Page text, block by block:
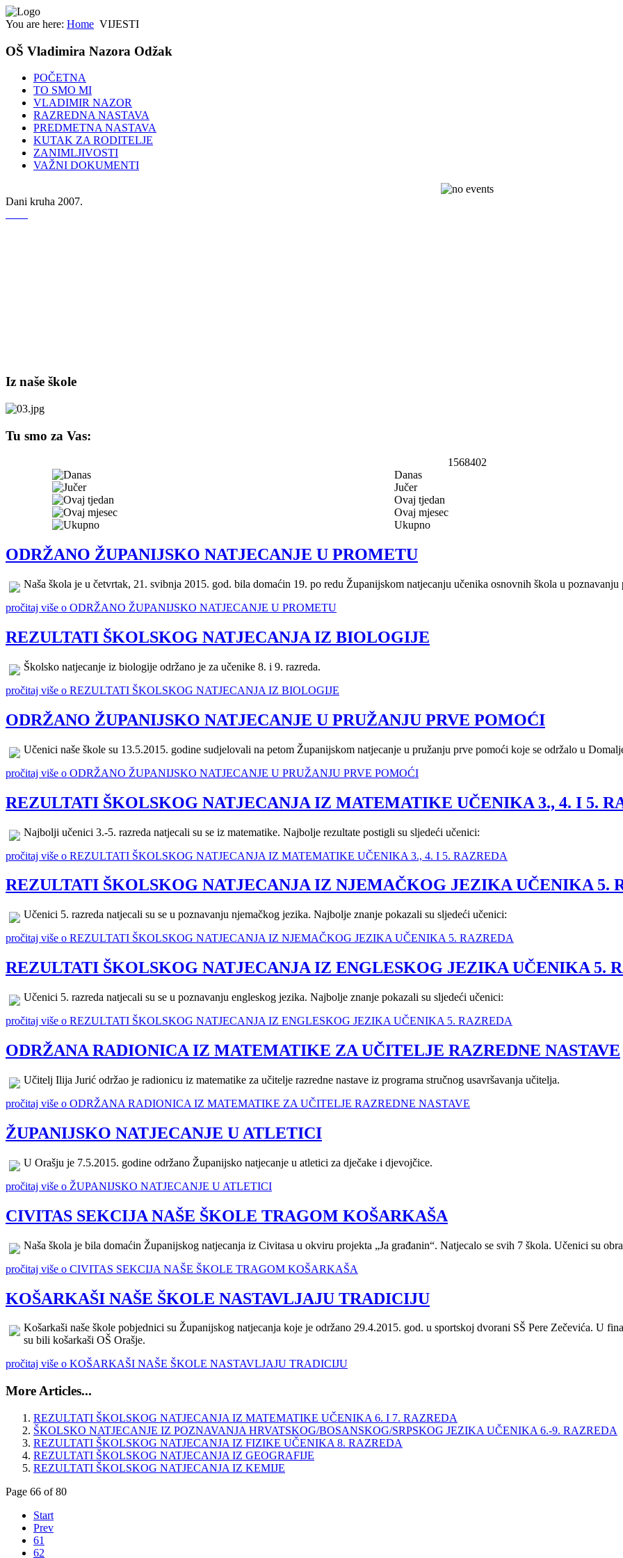
You are here: Home VIJESTI
OŠ Vladimira Nazora Odžak
POČETNA
TO SMO MI
VLADIMIR NAZOR
RAZREDNA NASTAVA
PREDMETNA NASTAVA
KUTAK ZA RODITELJE
ZANIMLJIVOSTI
VAŽNI DOKUMENTI
Dani kruha 2007.
Iz naše škole
Tu smo za Vas:
1568402
Danas
Jučer
Ovaj tjedan
Ovaj mjesec
Ukupno
ODRŽANO ŽUPANIJSKO NATJECANJE U PROMETU
Naša škola je u četvrtak, 21. svibnja 2015. god. bila domaćin 19. po redu Županijskom natjecanju učenika osnovnih škola u
pročitaj više o ODRŽANO ŽUPANIJSKO NATJECANJE U PROMETU
REZULTATI ŠKOLSKOG NATJECANJA IZ BIOLOGIJE
Školsko natjecanje iz biologije održano je za učenike 8. i 9. razreda.
pročitaj više o REZULTATI ŠKOLSKOG NATJECANJA IZ BIOLOGIJE
ODRŽANO ŽUPANIJSKO NATJECANJE U PRUŽANJU PRVE POMOĆI
Učenici naše škole su 13.5.2015. godine sudjelovali na petom Županijskom natjecanje u pružanju prve pomoći koje se održalo u
pročitaj više o ODRŽANO ŽUPANIJSKO NATJECANJE U PRUŽANJU PRVE POMOĆI
REZULTATI ŠKOLSKOG NATJECANJA IZ MATEMATIKE UČENIKA 3., 4. I 5.
Najbolji učenici 3.-5. razreda natjecali su se iz matematike. Najbolje rezultate postigli su sljedeći učenici:
pročitaj više o REZULTATI ŠKOLSKOG NATJECANJA IZ MATEMATIKE UČENIKA 3., 4. I 5. RAZREDA
REZULTATI ŠKOLSKOG NATJECANJA IZ NJEMAČKOG JEZIKA UČENIKA 5.
Učenici 5. razreda natjecali su se u poznavanju njemačkog jezika. Najbolje znanje pokazali su sljedeći učenici:
pročitaj više o REZULTATI ŠKOLSKOG NATJECANJA IZ NJEMAČKOG JEZIKA UČENIKA 5. RAZREDA
REZULTATI ŠKOLSKOG NATJECANJA IZ ENGLESKOG JEZIKA UČENIKA 5.
Učenici 5. razreda natjecali su se u poznavanju engleskog jezika. Najbolje znanje pokazali su sljedeći učenici:
pročitaj više o REZULTATI ŠKOLSKOG NATJECANJA IZ ENGLESKOG JEZIKA UČENIKA 5. RAZREDA
ODRŽANA RADIONICA IZ MATEMATIKE ZA UČITELJE RAZREDNE NASTAVE
Učitelj Ilija Jurić održao je radionicu iz matematike za učitelje razredne nastave iz programa stručnog usavršavanja učitelja.
pročitaj više o ODRŽANA RADIONICA IZ MATEMATIKE ZA UČITELJE RAZREDNE NASTAVE
ŽUPANIJSKO NATJECANJE U ATLETICI
U Orašju je 7.5.2015. godine održano Županijsko natjecanje u atletici za dječake i djevojčice.
pročitaj više o ŽUPANIJSKO NATJECANJE U ATLETICI
CIVITAS SEKCIJA NAŠE ŠKOLE TRAGOM KOŠARKAŠA
Naša škola je bila domaćin Županijskog natjecanja iz Civitasa u okviru projekta „Ja građanin“. Natjecalo se svih 7 škola. Učenici su
pročitaj više o CIVITAS SEKCIJA NAŠE ŠKOLE TRAGOM KOŠARKAŠA
KOŠARKAŠI NAŠE ŠKOLE NASTAVLJAJU TRADICIJU
Košarkaši naše škole pobjednici su Županijskog natjecanja koje je održano 29.4.2015. god. u sportskoj dvorani SŠ Pere Zečevića. U
su bili košarkaši OŠ Orašje.
pročitaj više o KOŠARKAŠI NAŠE ŠKOLE NASTAVLJAJU TRADICIJU
More Articles...
REZULTATI ŠKOLSKOG NATJECANJA IZ MATEMATIKE UČENIKA 6. I 7. RAZREDA
ŠKOLSKO NATJECANJE IZ POZNAVANJA HRVATSKOG/BOSANSKOG/SRPSKOG JEZIKA UČENIKA 6.-9. RAZREDA
REZULTATI ŠKOLSKOG NATJECANJA IZ FIZIKE UČENIKA 8. RAZREDA
REZULTATI ŠKOLSKOG NATJECANJA IZ GEOGRAFIJE
REZULTATI ŠKOLSKOG NATJECANJA IZ KEMIJE
Page 66 of 80
Start
Prev
61
62